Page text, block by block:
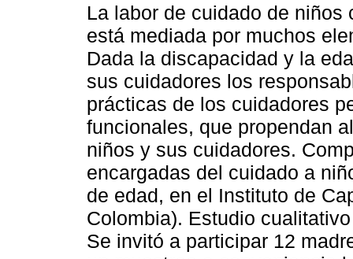
La labor de cuidado de
está mediada por muchos
Dada la discapacidad y la
sus cuidadores los
prácticas de los cuidadores
funcionales, que propendan
niños y sus cuidadores.
encargadas del cuidado a
de edad, en el Instituto de
Colombia). Estudio
Se invitó a participar 12